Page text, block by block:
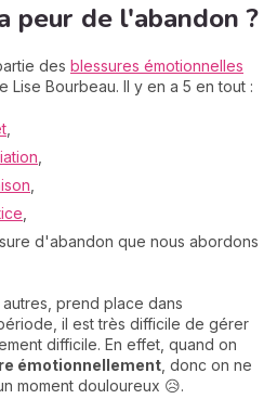
peur de l'abandon ?
des blessures émotionnelles
Bourbeau. Il y en a 5 en tout :
d'abandon que nous abordons
prend place dans
il est très difficile de gérer
difficile. En effet, quand on
émotionnellement , donc on ne
moment douloureux 😥.